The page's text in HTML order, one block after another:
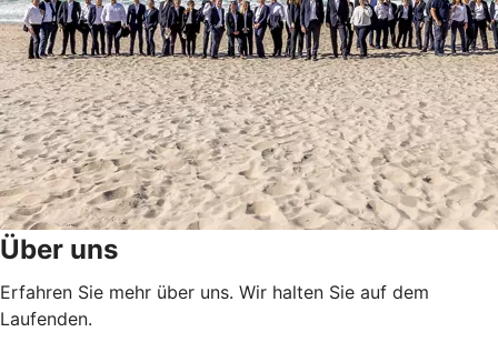
Über uns
Erfahren Sie mehr über uns. Wir halten Sie auf dem
Laufenden.